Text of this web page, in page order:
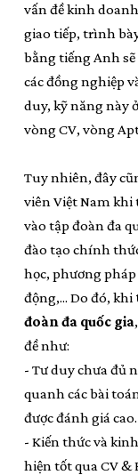
vấn đề kinh
giao tiếp, trình
bằng tiếng Anh
các đồng nghiệp
duy, kỹ năng này
vòng CV, vòng
Tuy nhiên, đây
viên Việt Nam khi
vào tập đoàn đa
đào tạo chính
học, phương
động,... Do đó, khi
đoàn đa quốc gia
đề như:
- Tư duy chưa đủ
quanh các bài
được đánh giá cao.
- Kiến thức và
hiện tốt qua CV &